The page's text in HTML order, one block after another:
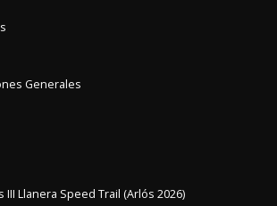
Generales
III Llanera Speed Trail (Arlós 2026)